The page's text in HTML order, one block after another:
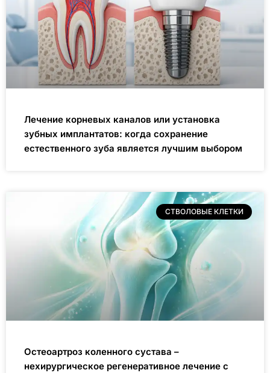
Лечение корневых каналов или установка
зубных имплантатов: когда сохранение
естественного зуба является лучшим выбором
СТВОЛОВЫЕ КЛЕТКИ
Остеоартроз коленного сустава –
нехирургическое регенеративное лечение с